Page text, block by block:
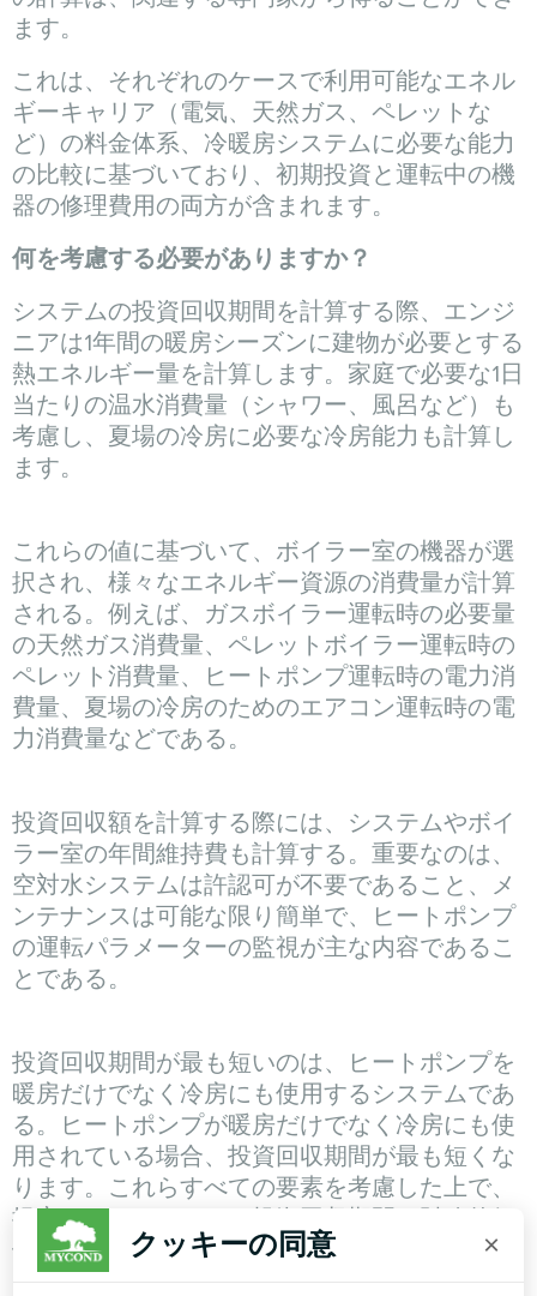
ます。
これは、それぞれのケースで利用可能なエネル
ギーキャリア（電気、天然ガス、ペレットな
ど）の料金体系、冷暖房システムに必要な能力
の比較に基づいており、初期投資と運転中の機
器の修理費用の両方が含まれます。
何を考慮する必要がありますか？
システムの投資回収期間を計算する際、エンジ
ニアは1年間の暖房シーズンに建物が必要とする
熱エネルギー量を計算します。家庭で必要な1日
当たりの温水消費量（シャワー、風呂など）も
考慮し、夏場の冷房に必要な冷房能力も計算し
ます。
これらの値に基づいて、ボイラー室の機器が選
択され、様々なエネルギー資源の消費量が計算
される。例えば、ガスボイラー運転時の必要量
の天然ガス消費量、ペレットボイラー運転時の
ペレット消費量、ヒートポンプ運転時の電力消
費量、夏場の冷房のためのエアコン運転時の電
力消費量などである。
投資回収額を計算する際には、システムやボイ
ラー室の年間維持費も計算する。重要なのは、
空対水システムは許認可が不要であること、メ
ンテナンスは可能な限り簡単で、ヒートポンプ
の運転パラメーターの監視が主な内容であるこ
とである。
投資回収期間が最も短いのは、ヒートポンプを
暖房だけでなく冷房にも使用するシステムであ
る。ヒートポンプが暖房だけでなく冷房にも使
用されている場合、投資回収期間が最も短くな
ります。これらすべての要素を考慮した上で、
提案されたシステムの投資回収期間と財務的価
値を決定することができます。
クッキーの同意 ×